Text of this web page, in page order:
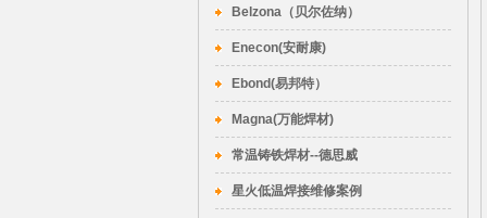
Belzona（贝尔佐纳）
Enecon(安耐康)
Ebond(易邦特）
Magna(万能焊材)
常温铸铁焊材--德思威
星火低温焊接维修案例